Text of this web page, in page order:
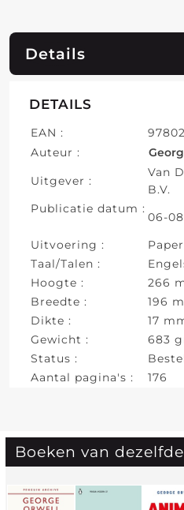
Details
DETAILS
EAN :
Auteur :
Uitgever :
Van
B.V.
Publicatie datum :
06-
Uitvoering :
Taal/Talen :
Hoogte :
266
Breedte :
196
Dikte :
17
Gewicht :
683
Status :
Aantal pagina's :
176
Boeken van